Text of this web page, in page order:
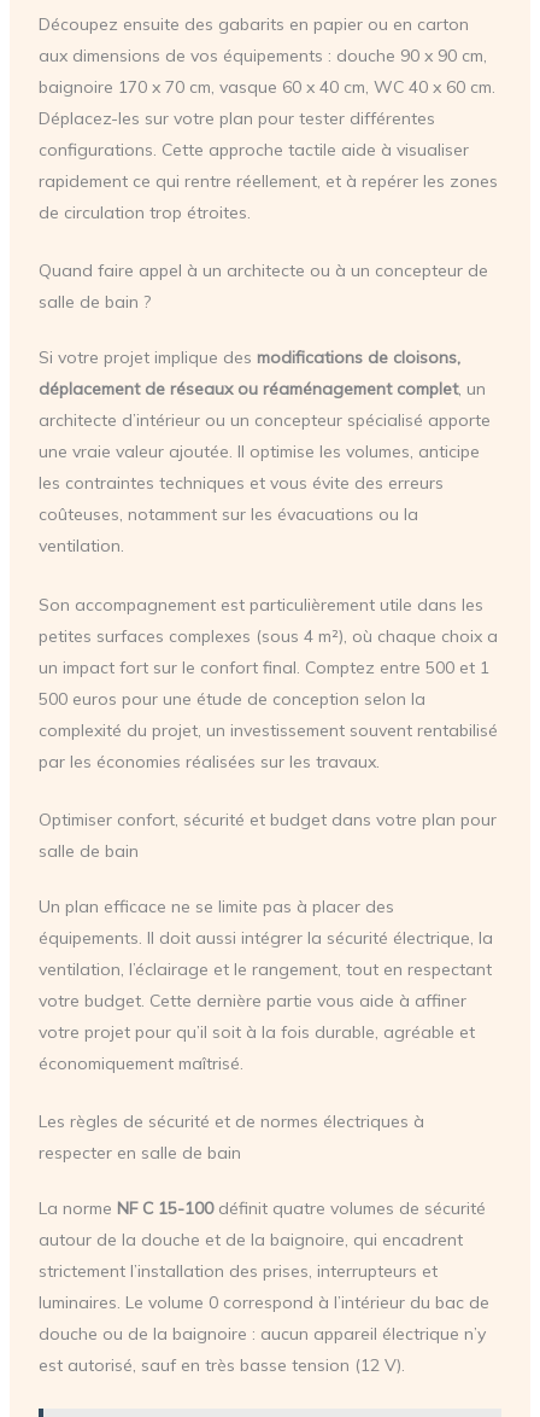
Découpez ensuite des gabarits en papier ou en carton
aux dimensions de vos équipements : douche 90 x 90 cm,
baignoire 170 x 70 cm, vasque 60 x 40 cm, WC 40 x 60 cm.
Déplacez-les sur votre plan pour tester différentes
configurations. Cette approche tactile aide à visualiser
rapidement ce qui rentre réellement, et à repérer les zones
de circulation trop étroites.
Quand faire appel à un architecte ou à un concepteur de
salle de bain ?
Si votre projet implique des modifications de cloisons,
déplacement de réseaux ou réaménagement complet, un
architecte d’intérieur ou un concepteur spécialisé apporte
une vraie valeur ajoutée. Il optimise les volumes, anticipe
les contraintes techniques et vous évite des erreurs
coûteuses, notamment sur les évacuations ou la
ventilation.
Son accompagnement est particulièrement utile dans les
petites surfaces complexes (sous 4 m²), où chaque choix a
un impact fort sur le confort final. Comptez entre 500 et 1
500 euros pour une étude de conception selon la
complexité du projet, un investissement souvent rentabilisé
par les économies réalisées sur les travaux.
Optimiser confort, sécurité et budget dans votre plan pour
salle de bain
Un plan efficace ne se limite pas à placer des
équipements. Il doit aussi intégrer la sécurité électrique, la
ventilation, l’éclairage et le rangement, tout en respectant
votre budget. Cette dernière partie vous aide à affiner
votre projet pour qu’il soit à la fois durable, agréable et
économiquement maîtrisé.
Les règles de sécurité et de normes électriques à
respecter en salle de bain
La norme NF C 15-100définit quatre volumes de sécurité
autour de la douche et de la baignoire, qui encadrent
strictement l’installation des prises, interrupteurs et
luminaires. Le volume 0 correspond à l’intérieur du bac de
douche ou de la baignoire : aucun appareil électrique n’y
est autorisé, sauf en très basse tension (12 V).